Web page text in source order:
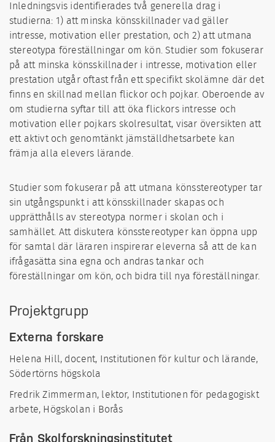
Inledningsvis identifierades två generella drag i
studierna: 1) att minska köns­skillnader vad gäller
intresse, motivation eller prestation, och 2) att utmana
stereotypa föreställ­ningar om kön. Studier som fokuserar
på att minska könsskillnader i intresse, motiva­tion eller
prestation utgår oftast från ett specifikt skolämne där det
finns en skillnad mellan flickor och pojkar. Oberoende av
om studierna syftar till att öka flickors intresse och
motivation eller pojkars skolresultat, visar översikten att
ett aktivt och genomtänkt jämställdhetsarbete kan
främja alla elevers lärande.
Studier som fokuserar på att utmana könsstereotyper tar
sin utgångspunkt i att könsskillnader skapas och
upprätthålls av stereotypa normer i skolan och i
samhället. Att diskutera könsstereotyper kan öppna upp
för samtal där läraren inspirerar eleverna så att de kan
ifrågasätta sina egna och andras tankar och
föreställningar om kön, och bidra till nya föreställningar.
Projektgrupp
Externa forskare
Helena Hill, docent, Institutionen för kultur och lärande,
Södertörns högskola
Fredrik Zimmerman, lektor, Institutionen för pedagogiskt
arbete, Högskolan i Borås
Från Skolforskningsinstitutet